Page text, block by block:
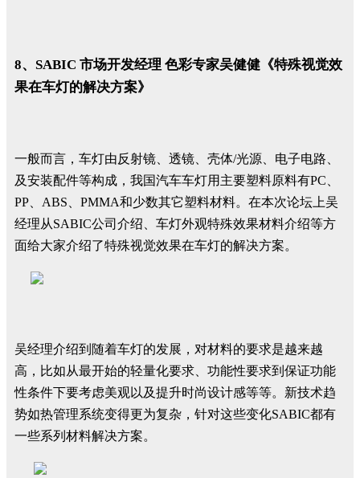
8、SABIC 市场开发经理 色彩专家吴健健《特殊视觉效
果在车灯的解决方案》
一般而言，车灯由反射镜、透镜、壳体/光源、电子电路、
及安装配件等构成，我国汽车车灯用主要塑料原料有PC、
PP、ABS、PMMA和少数其它塑料材料。在本次论坛上吴
经理从SABIC公司介绍、车灯外观特殊效果材料介绍等方
面给大家介绍了特殊视觉效果在车灯的解决方案。
吴经理介绍到随着车灯的发展，对材料的要求是越来越
高，比如从最开始的轻量化要求、功能性要求到保证功能
性条件下要考虑美观以及提升时尚设计感等等。新技术趋
势如热管理系统变得更为复杂，针对这些变化SABIC都有
一些系列材料解决方案。